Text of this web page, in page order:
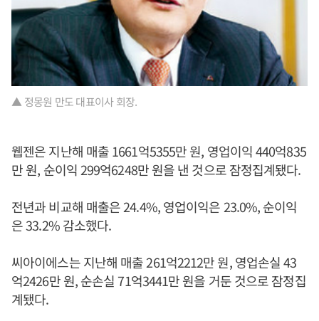
▲ 정몽원 만도 대표이사 회장.
웹젠은 지난해 매출 1661억5355만 원, 영업이익 440억835
만 원, 순이익 299억6248만 원을 낸 것으로 잠정집계됐다.
전년과 비교해 매출은 24.4%, 영업이익은 23.0%, 순이익
은 33.2% 감소했다.
씨아이에스는 지난해 매출 261억2212만 원, 영업손실 43
억2426만 원, 순손실 71억3441만 원을 거둔 것으로 잠정집
계됐다.